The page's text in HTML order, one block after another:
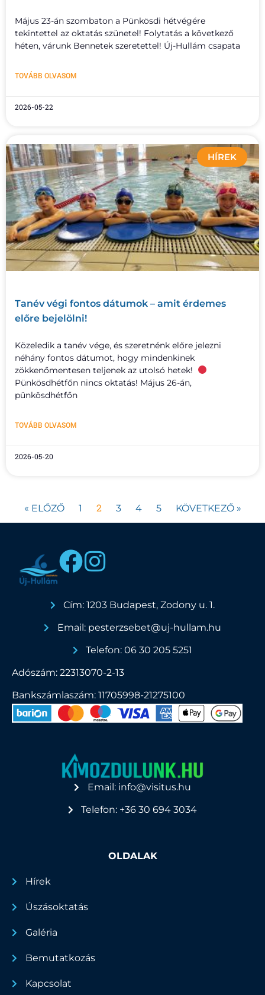
Május 23-án szombaton a Pünkösdi hétvégére
tekintettel az oktatás szünetel! Folytatás a következő
héten, várunk Bennetek szeretettel! Új-Hullám csapata
TOVÁBB OLVASOM
2026-05-22
HÍREK
Tanév végi fontos dátumok – amit érdemes
előre bejelölni!
Közeledik a tanév vége, és szeretnénk előre jelezni
néhány fontos dátumot, hogy mindenkinek
zökkenőmentesen teljenek az utolsó hetek!
Pünkösdhétfőn nincs oktatás! Május 26-án,
pünkösdhétfőn
TOVÁBB OLVASOM
2026-05-20
« ELŐZŐ 1 2 3 4 5 KÖVETKEZŐ »
Cím: 1203 Budapest, Zodony u. 1.
Email: pesterzsebet@uj-hullam.hu
Telefon: 06 30 205 5251
Adószám: 22313070-2-13
Bankszámlaszám: 11705998-21275100
Email: info@visitus.hu
Telefon: +36 30 694 3034
OLDALAK
Hírek
Úszásoktatás
Galéria
Bemutatkozás
Kapcsolat